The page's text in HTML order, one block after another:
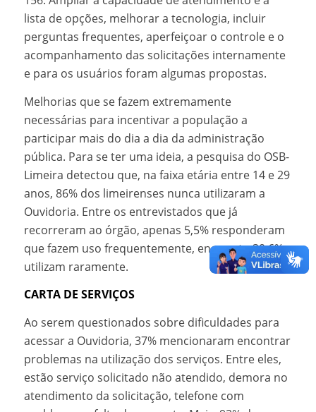
lista de opções, melhorar a tecnologia, incluir
perguntas frequentes, aperfeiçoar o controle e o
acompanhamento das solicitações internamente
e para os usuários foram algumas propostas.
Melhorias que se fazem extremamente
necessárias para incentivar a população a
participar mais do dia a dia da administração
pública. Para se ter uma ideia, a pesquisa do OSB-
Limeira detectou que, na faixa etária entre 14 e 29
anos, 86% dos limeirenses nunca utilizaram a
Ouvidoria. Entre os entrevistados que já
recorreram ao órgão, apenas 5,5% responderam
que fazem uso frequentemente, enquanto 30,6%
utilizam raramente.
CARTA DE SERVIÇOS
Ao serem questionados sobre dificuldades para
acessar a Ouvidoria, 37% mencionaram encontrar
problemas na utilização dos serviços. Entre eles,
estão serviço solicitado não atendido, demora no
atendimento da solicitação, telefone com